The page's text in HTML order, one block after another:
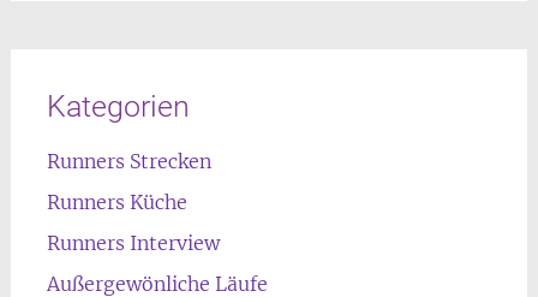
Kategorien
Runners Strecken
Runners Küche
Runners Interview
Außergewönliche Läufe